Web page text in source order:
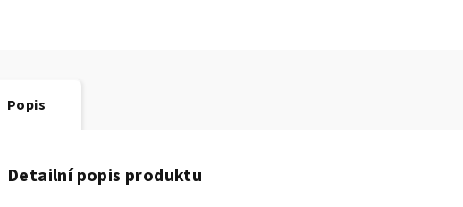
Popis
Detailní popis produktu